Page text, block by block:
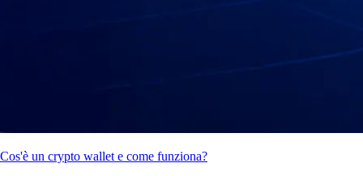
Cos'è un crypto wallet e come funziona?